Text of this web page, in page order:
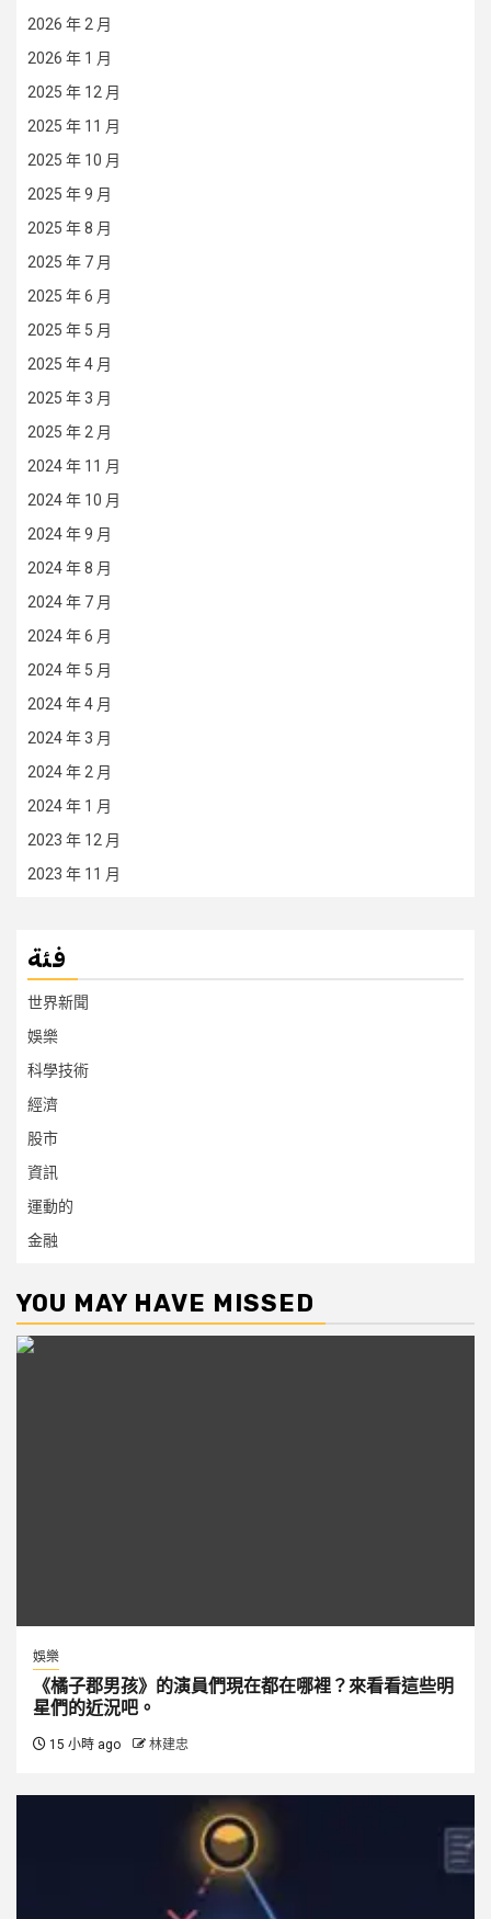
2026 年 2 月
2026 年 1 月
2025 年 12 月
2025 年 11 月
2025 年 10 月
2025 年 9 月
2025 年 8 月
2025 年 7 月
2025 年 6 月
2025 年 5 月
2025 年 4 月
2025 年 3 月
2025 年 2 月
2024 年 11 月
2024 年 10 月
2024 年 9 月
2024 年 8 月
2024 年 7 月
2024 年 6 月
2024 年 5 月
2024 年 4 月
2024 年 3 月
2024 年 2 月
2024 年 1 月
2023 年 12 月
2023 年 11 月
فئة
世界新聞
娛樂
科學技術
經濟
股市
資訊
運動的
金融
YOU MAY HAVE MISSED
娛樂
《橘子郡男孩》的演員們現在都在哪裡？來看看這些明
星們的近況吧。
15 小時 ago 林建忠